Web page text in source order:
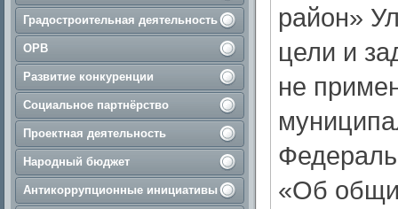
Градостроительная деятельность
ОРВ
Развитие конкуренции
Социальное партнёрство
Проектная деятельность
Народный бюджет
Антикоррупционные инициативы
район»
цели и
не
«Об